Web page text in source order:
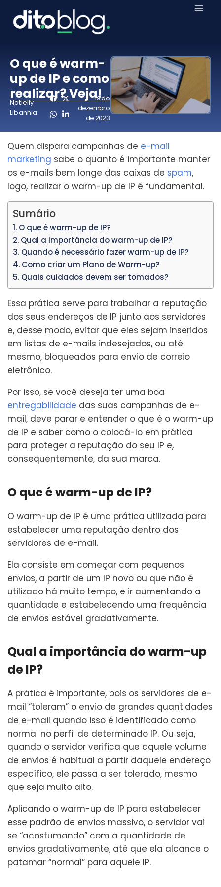
O que é warm-
up de IP e como
realizar? Veja!
Natielly
Libanhia
18 de
dezembro
de 2023
Quem dispara campanhas de e-mail
marketing sabe o quanto é importante manter
os e-mails bem longe das caixas de spam,
logo, realizar o warm-up de IP é fundamental.
Sumário
O que é warm-up de IP?
Qual a importância do warm-up de IP?
Quando é necessário fazer warm-up de IP?
Como criar um Plano de Warm-up?
Quais cuidados devem ser tomados?
Essa prática serve para trabalhar a reputação
dos seus endereços de IP junto aos servidores
e, desse modo, evitar que eles sejam inseridos
em listas de e-mails indesejados, ou até
mesmo, bloqueados para envio de correio
eletrônico.
Por isso, se você deseja ter uma boa
entregabilidade das suas campanhas de e-
mail, deve parar e entender o que é o warm-up
de IP e saber como o colocá-lo em prática
para proteger a reputação do seu IP e,
consequentemente, da sua marca.
O que é warm-up de IP?
O warm-up de IP é uma prática utilizada para
estabelecer uma reputação dentro dos
servidores de e-mail.
Ela consiste em começar com pequenos
envios, a partir de um IP novo ou que não é
utilizado há muito tempo, e ir aumentando a
quantidade e estabelecendo uma frequência
de envios estável gradativamente.
Qual a importância do warm-up
de IP?
A prática é importante, pois os servidores de e-
mail “toleram” o envio de grandes quantidades
de e-mail quando isso é identificado como
normal no perfil de determinado IP. Ou seja,
quando o servidor verifica que aquele volume
de envios é habitual a partir daquele endereço
específico, ele passa a ser tolerado, mesmo
que seja muito alto.
Aplicando o warm-up de IP para estabelecer
esse padrão de envios massivo, o servidor vai
se “acostumando” com a quantidade de
envios gradativamente, até que ela alcance o
patamar “normal” para aquele IP.